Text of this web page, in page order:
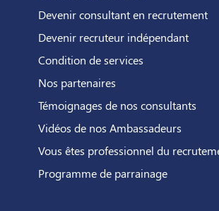
Devenir consultant en recrutement
Devenir recruteur indépendant
Condition de services
Nos partenaires
Témoignages de nos consultants
Vidéos de nos Ambassadeurs
Vous êtes professionnel du
Programme de parrainage